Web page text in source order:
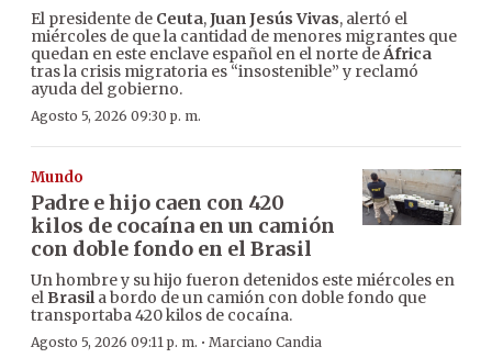
El presidente de Ceuta,Juan Jesús Vivas, alertó el
miércoles de que la cantidad de menores migrantes que
quedan en este enclave español en el norte deÁfrica
tras la crisis migratoria es “insostenible” y reclamó
ayuda del gobierno.
Agosto 5, 2026 09:30 p. m.
Mundo
Padre e hijo caen con 420
kilos de cocaína en un camión
con doble fondo en el Brasil
Un hombre y su hijo fueron detenidos este miércoles en
el Brasila bordo de un camión con doble fondo que
transportaba 420 kilos de cocaína.
Agosto 5, 2026 09:11 p. m. · Marciano Candia